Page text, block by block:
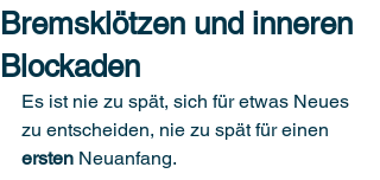
Bremsklötzen und inneren
Blockaden
Es ist nie zu spät, sich für etwas Neues
zu entscheiden, nie zu spät für einen
ersten Neuanfang.